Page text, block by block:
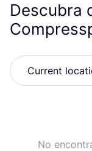
Descubra
No